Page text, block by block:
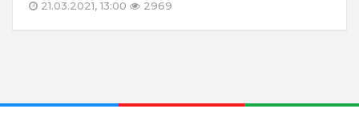
21.03.2021, 13:00
2969